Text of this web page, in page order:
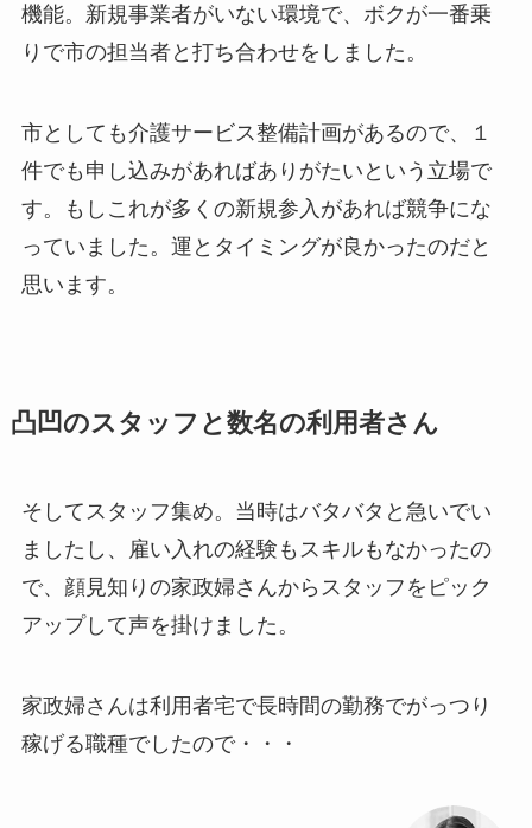
機能。新規事業者がいない環境で、ボクが一番乗
りで市の担当者と打ち合わせをしました。
市としても介護サービス整備計画があるので、１
件でも申し込みがあればありがたいという立場で
す。もしこれが多くの新規参入があれば競争にな
っていました。運とタイミングが良かったのだと
思います。
凸凹のスタッフと数名の利用者さん
そしてスタッフ集め。当時はバタバタと急いでい
ましたし、雇い入れの経験もスキルもなかったの
で、顔見知りの家政婦さんからスタッフをピック
アップして声を掛けました。
家政婦さんは利用者宅で長時間の勤務でがっつり
稼げる職種でしたので・・・